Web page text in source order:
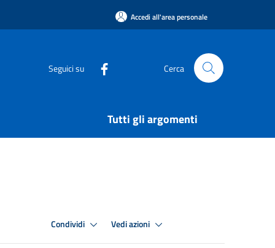
Accedi all'area personale
Seguici su Cerca
Tutti gli argomenti
Condividi Vedi azioni